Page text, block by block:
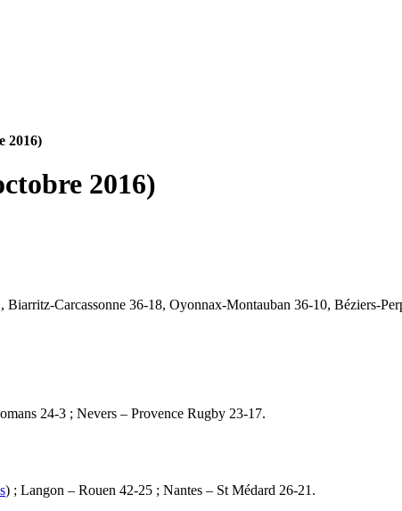
2016)
2016)
Carcassonne 36-18, Oyonnax-Montauban 36-10, Béziers-
24-3 ; Nevers – Provence Rugby 23-17.
) ; Langon – Rouen 42-25 ; Nantes – St Médard 26-21.